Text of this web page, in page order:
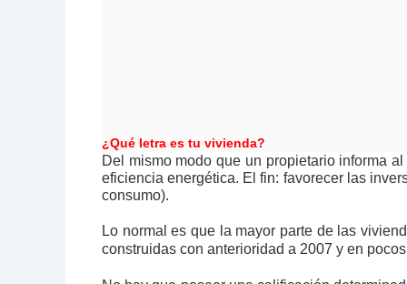
¿Qué letra es tu vivienda?
Del mismo modo que un propietario informa
eficiencia energética. El fin: favorecer las
consumo).
Lo normal es que la mayor parte de las
construidas con anterioridad a 2007 y en